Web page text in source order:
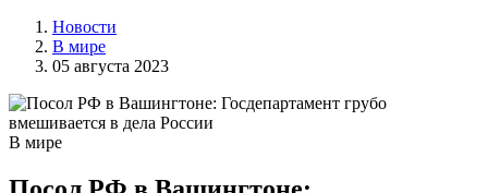
Новости
В мире
05 августа 2023
В мире